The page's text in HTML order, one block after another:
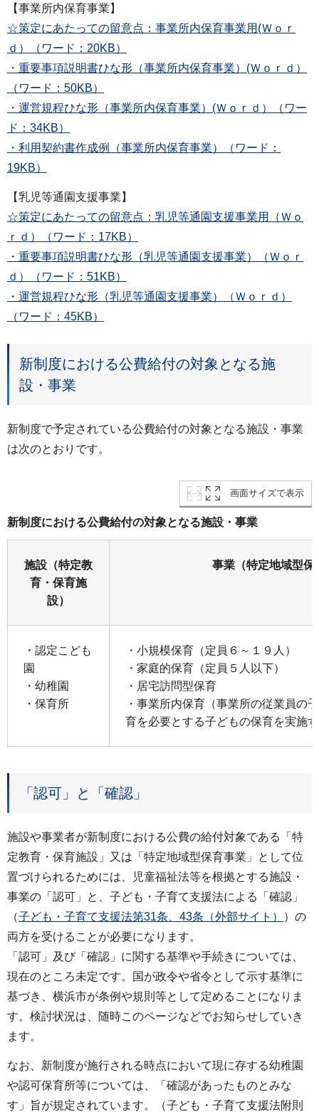
【事業所内保育事業】
☆策定にあたっての留意点：事業所内保育事業用(Ｗｏｒ
ｄ）（ワード：20KB）
・重要事項説明書ひな形（事業所内保育事業）(Ｗｏｒｄ）
（ワード：50KB）
・運営規程ひな形（事業所内保育事業）(Ｗｏｒｄ）（ワー
ド：34KB）
・利用契約書作成例（事業所内保育事業）（ワード：
19KB）
【乳児等通園支援事業】
☆策定にあたっての留意点：乳児等通園支援事業用（Ｗｏ
ｒｄ）（ワード：17KB）
・重要事項説明書ひな形（乳児等通園支援事業）（Ｗｏｒ
ｄ）（ワード：51KB）
・運営規程ひな形（乳児等通園支援事業）（Ｗｏｒｄ）
（ワード：45KB）
新制度における公費給付の対象となる施
設・事業
新制度で予定されている公費給付の対象となる施設・事業
は次のとおりです。
画面サイズで表示
新制度における公費給付の対象となる施設・事業
施設（特定教
育・保育施
設）
事業（特定地域型保
・認定こども
園
・幼稚園
・保育所
・小規模保育（定員６～１９人）
・家庭的保育（定員５人以下）
・居宅訪問型保育
・事業所内保育（事業所の従業員の
育を必要とする子どもの保育を実施
「認可」と「確認」
施設や事業者が新制度における公費の給付対象である「特
定教育・保育施設」又は「特定地域型保育事業」として位
置づけられるためには、児童福祉法等を根拠とする施設・
事業の「認可」と、子ども・子育て支援法による「確認」
（子ども・子育て支援法第31条、43条（外部サイト）
）の
両方を受けることが必要になります。
「認可」及び「確認」に関する基準や手続きについては、
現在のところ未定です。国が政令や省令として示す基準に
基づき、横浜市が条例や規則等として定めることになりま
す。検討状況は、随時このページなどでお知らせしていき
ます。
なお、新制度が施行される時点において現に存する幼稚園
や認可保育所等については、「確認があったものとみな
す」旨が規定されています。（子ども・子育て支援法附則